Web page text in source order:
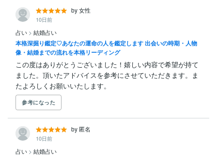
by 女性
10日前
占い > 結婚占い
本格深掘り鑑定♡あなたの運命の人を鑑定します 出会いの時期・人物
像・結婚までの流れを本格リーディング
この度はありがとうございました！嬉しい内容で希望が持て
ました。頂いたアドバイスを参考にさせていただきます。ま
たよろしくお願いいたします。
参考になった
by 匿名
10日前
占い > 結婚占い